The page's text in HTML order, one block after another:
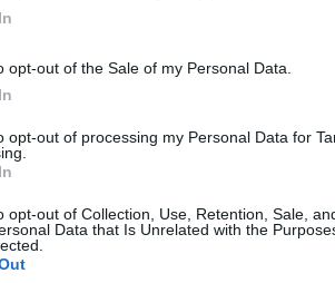
opt-out of the Sale of my Personal Data.
opt-out of processing my Personal Data for
opt-out of Collection, Use, Retention, Sale,
Data that Is Unrelated with the